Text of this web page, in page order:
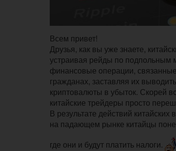
Всем привет!
Друзья, как вы уже знаете,
устраивая рейды по
финансовые операции,
гражданах, заставляя их
криптовалюты в убыток. Скорей
китайские трейдеры просто
В результате действий
на падающем рынке китайцы
где они и будут платить налоги.